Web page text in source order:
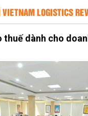
LOGISTICS
thuế dành cho